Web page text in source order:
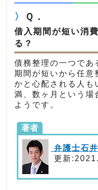
Ｑ．
借入期間が短い消
る？
債務整理の一つであ
期間が短いから任意
かと心配される人も
満、数ヶ月という場
ようです。
著者
弁護士石
更新